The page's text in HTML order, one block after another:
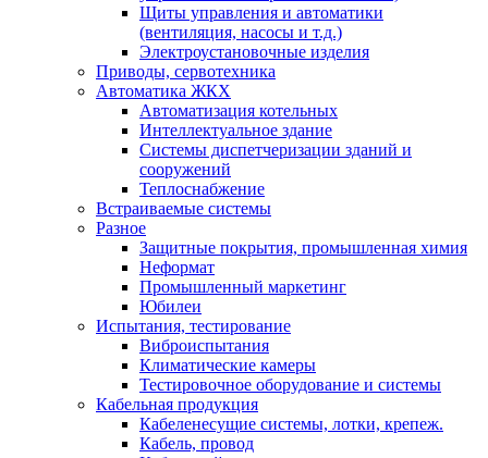
Щиты управления и автоматики
(вентиляция, насосы и т.д.)
Электроустановочные изделия
Приводы, сервотехника
Автоматика ЖКХ
Автоматизация котельных
Интеллектуальное здание
Системы диспетчеризации зданий и
сооружений
Теплоснабжение
Встраиваемые системы
Разное
Защитные покрытия, промышленная химия
Неформат
Промышленный маркетинг
Юбилеи
Испытания, тестирование
Виброиспытания
Климатические камеры
Тестировочное оборудование и системы
Кабельная продукция
Кабеленесущие системы, лотки, крепеж.
Кабель, провод